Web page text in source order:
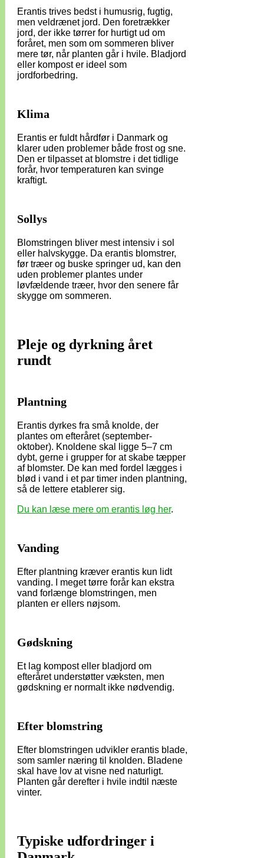
Erantis trives bedst i humusrig, fugtig,
men veldrænet jord. Den foretrækker
jord, der ikke tørrer for hurtigt ud om
foråret, men som om sommeren bliver
mere tør, når planten går i hvile. Bladjord
eller kompost er ideel som
jordforbedring.
Klima
Erantis er fuldt hårdfør i Danmark og
klarer uden problemer både frost og sne.
Den er tilpasset at blomstre i det tidlige
forår, hvor temperaturen kan svinge
kraftigt.
Sollys
Blomstringen bliver mest intensiv i sol
eller halvskygge. Da erantis blomstrer,
før træer og buske springer ud, kan den
uden problemer plantes under
løvfældende træer, hvor den senere får
skygge om sommeren.
Pleje og dyrkning året
rundt
Plantning
Erantis dyrkes fra små knolde, der
plantes om efteråret (september-
oktober). Knoldene skal ligge 5–7 cm
dybt, gerne i grupper for at skabe tæpper
af blomster. De kan med fordel lægges i
blød i vand i et par timer inden plantning,
så de lettere etablerer sig.
Du kan læse mere om erantis løg her.
Vanding
Efter plantning kræver erantis kun lidt
vanding. I meget tørre forår kan ekstra
vand forlænge blomstringen, men
planten er ellers nøjsom.
Gødskning
Et lag kompost eller bladjord om
efteråret understøtter væksten, men
gødskning er normalt ikke nødvendig.
Efter blomstring
Efter blomstringen udvikler erantis blade,
som samler næring til knolden. Bladene
skal have lov at visne ned naturligt.
Planten går derefter i hvile indtil næste
vinter.
Typiske udfordringer i